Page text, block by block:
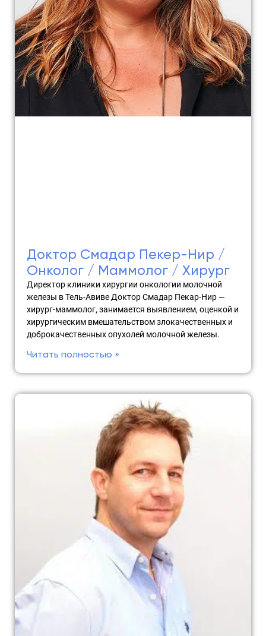
Доктор Смадар Пекер-Нир /
Онколог / Маммолог / Хирург
Директор клиники хирургии онкологии молочной
железы в Тель-Авиве Доктор Смадар Пекар-Нир —
хирург-маммолог, занимается выявлением, оценкой и
хирургическим вмешательством злокачественных и
доброкачественных опухолей молочной железы.
Читать полностью »